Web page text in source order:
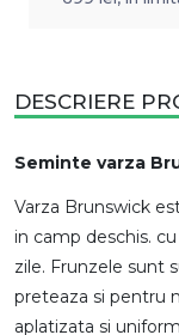
DESCRIERE
Seminte varza
Varza Brunswick
in camp deschis.
zile. Frunzele sunt
preteaza si pentru
aplatizata si